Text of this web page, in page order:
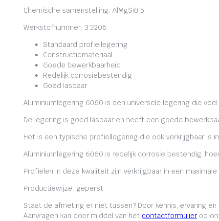
Chemische samenstelling: AlMgSi0,5
Werkstofnummer: 3.3206
Standaard profiellegering
Constructiemateriaal
Goede bewerkbaarheid
Redelijk corrosiebestendig
Goed lasbaar
Aluminiumlegering 6060 is een universele legering die
De legering is goed lasbaar en heeft een goede
Het is een typische profiellegering die ook verkrijgbaar is
Aluminiumlegering 6060 is redelijk corrosie bestendig,
Profielen in deze kwaliteit zijn verkrijgbaar in een
Productiewijze: geperst
Staat de afmeting er niet tussen? Door kennis, ervaring
Aanvragen kan door middel van het contactformulier op